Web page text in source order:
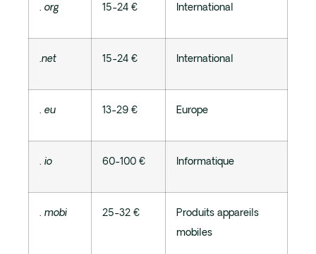
. org 15-24 € International
.net 15-24 € International
. eu 13-29 € Europe
. io 60-100 € Informatique
. mobi 25-32 €
Produits appareils
mobiles